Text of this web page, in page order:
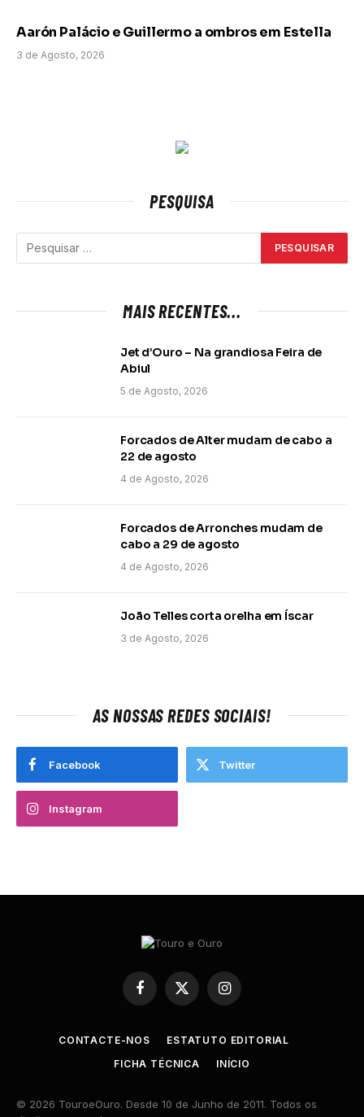
Aarón Palácio e Guillermo a ombros em Estella
3 de Agosto, 2026
PESQUISA
MAIS RECENTES...
Jet d’Ouro – Na grandiosa Feira de
Abiul
5 de Agosto, 2026
Forcados de Alter mudam de cabo a
22 de agosto
4 de Agosto, 2026
Forcados de Arronches mudam de
cabo a 29 de agosto
4 de Agosto, 2026
João Telles corta orelha em Íscar
3 de Agosto, 2026
AS NOSSAS REDES SOCIAIS!
Facebook Twitter
Instagram
Facebook
X
(Twitter)
Instagram
CONTACTE-NOS
ESTATUTO EDITORIAL
FICHA TÉCNICA
INÍCIO
© 2026 TouroeOuro. Desde 10 de Junho de 2011. Todos os